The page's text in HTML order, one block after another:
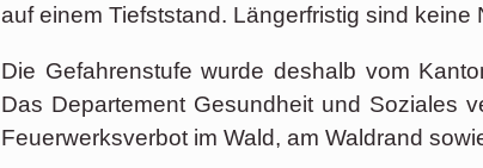
auf einem Tiefststand. Längerfristig sind
Die Gefahrenstufe wurde deshalb vom
Das Departement Gesundheit und Soziales
Feuerwerksverbot im Wald, am Waldrand